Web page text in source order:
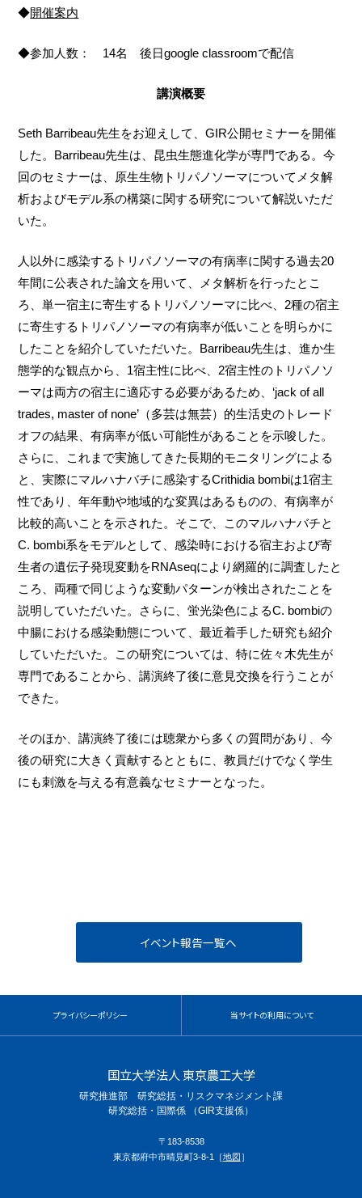
◆開催案内
◆参加人数： 14名 後日google classroomで配信
講演概要
Seth Barribeau先生をお迎えして、GIR公開セミナーを開催
した。Barribeau先生は、昆虫生態進化学が専門である。今
回のセミナーは、原生生物トリパノソーマについてメタ解
析およびモデル系の構築に関する研究について解説いただ
いた。
人以外に感染するトリパノソーマの有病率に関する過去20
年間に公表された論文を用いて、メタ解析を行ったとこ
ろ、単一宿主に寄生するトリパノソーマに比べ、2種の宿主
に寄生するトリパノソーマの有病率が低いことを明らかに
したことを紹介していただいた。Barribeau先生は、進か生
態学的な観点から、1宿主性に比べ、2宿主性のトリパノソ
ーマは両方の宿主に適応する必要があるため、‘jack of all
trades, master of none’（多芸は無芸）的生活史のトレード
オフの結果、有病率が低い可能性があることを示唆した。
さらに、これまで実施してきた長期的モニタリングによる
と、実際にマルハナバチに感染するCrithidia bombiは1宿主
性であり、年年動や地域的な変異はあるものの、有病率が
比較的高いことを示された。そこで、このマルハナバチと
C. bombi系をモデルとして、感染時における宿主および寄
生者の遺伝子発現変動をRNAseqにより網羅的に調査したと
ころ、両種で同じような変動パターンが検出されたことを
説明していただいた。さらに、蛍光染色によるC. bombiの
中腸における感染動態について、最近着手した研究も紹介
していただいた。この研究については、特に佐々木先生が
専門であることから、講演終了後に意見交換を行うことが
できた。
そのほか、講演終了後には聴衆から多くの質問があり、今
後の研究に大きく貢献するとともに、教員だけでなく学生
にも刺激を与える有意義なセミナーとなった。
プライバシーポリシー 当サイトの利用について
国立大学法人 東京農工大学
研究推進部 研究総括・リスクマネジメント課
研究総括・国際係 （GIR支援係）
〒183-8538
東京都府中市晴見町3-8-1［地図］